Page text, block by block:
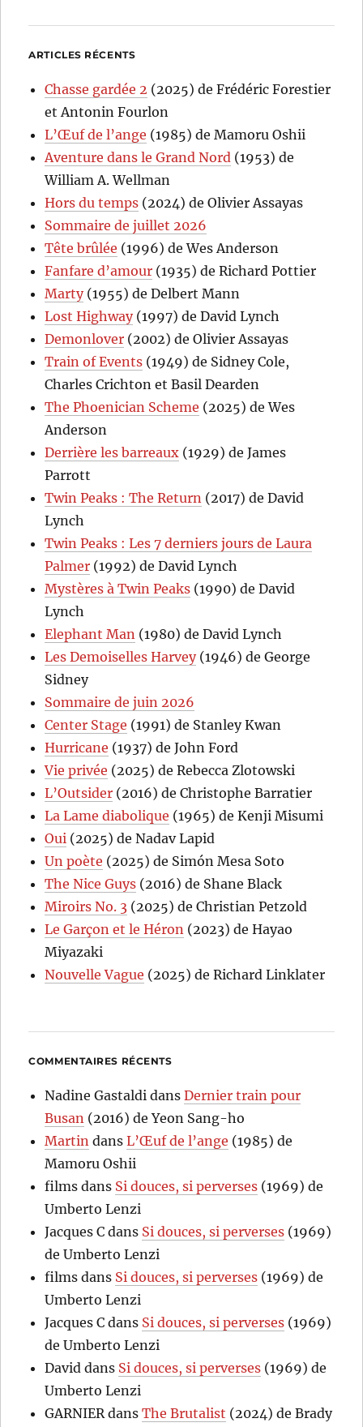
ARTICLES RÉCENTS
Chasse gardée 2 (2025) de Frédéric Forestier
et Antonin Fourlon
L’Œuf de l’ange (1985) de Mamoru Oshii
Aventure dans le Grand Nord (1953) de
William A. Wellman
Hors du temps (2024) de Olivier Assayas
Sommaire de juillet 2026
Tête brûlée (1996) de Wes Anderson
Fanfare d’amour (1935) de Richard Pottier
Marty(1955) de Delbert Mann
Lost Highway(1997) de David Lynch
Demonlover (2002) de Olivier Assayas
Train of Events (1949) de Sidney Cole,
Charles Crichton et Basil Dearden
The Phoenician Scheme (2025) de Wes
Anderson
Derrière les barreaux (1929) de James
Parrott
Twin Peaks : The Return (2017) de David
Lynch
Twin Peaks : Les 7 derniers jours de Laura
Palmer (1992) de David Lynch
Mystères à Twin Peaks (1990) de David
Lynch
Elephant Man (1980) de David Lynch
Les Demoiselles Harvey(1946) de George
Sidney
Sommaire de juin 2026
Center Stage (1991) de Stanley Kwan
Hurricane (1937) de John Ford
Vie privée (2025) de Rebecca Zlotowski
L’Outsider (2016) de Christophe Barratier
La Lame diabolique (1965) de Kenji Misumi
Oui (2025) de Nadav Lapid
Un poète (2025) de Simón Mesa Soto
The Nice Guys (2016) de Shane Black
Miroirs No. 3 (2025) de Christian Petzold
Le Garçon et le Héron (2023) de Hayao
Miyazaki
Nouvelle Vague (2025) de Richard Linklater
COMMENTAIRES RÉCENTS
Nadine Gastaldi dansDernier train pour
Busan (2016) de Yeon Sang-ho
Martin dansL’Œuf de l’ange (1985) de
Mamoru Oshii
films dans Si douces, si perverses (1969) de
Umberto Lenzi
Jacques C dans Si douces, si perverses (1969)
de Umberto Lenzi
films dans Si douces, si perverses (1969) de
Umberto Lenzi
Jacques C dans Si douces, si perverses (1969)
de Umberto Lenzi
David dans Si douces, si perverses (1969) de
Umberto Lenzi
GARNIERdansThe Brutalist (2024) de Brady